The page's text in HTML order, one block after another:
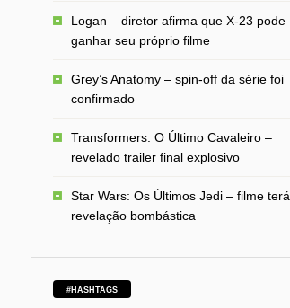
Logan – diretor afirma que X-23 pode
ganhar seu próprio filme
Grey’s Anatomy – spin-off da série foi
confirmado
Transformers: O Último Cavaleiro –
revelado trailer final explosivo
Star Wars: Os Últimos Jedi – filme terá
revelação bombástica
#HASHTAGS